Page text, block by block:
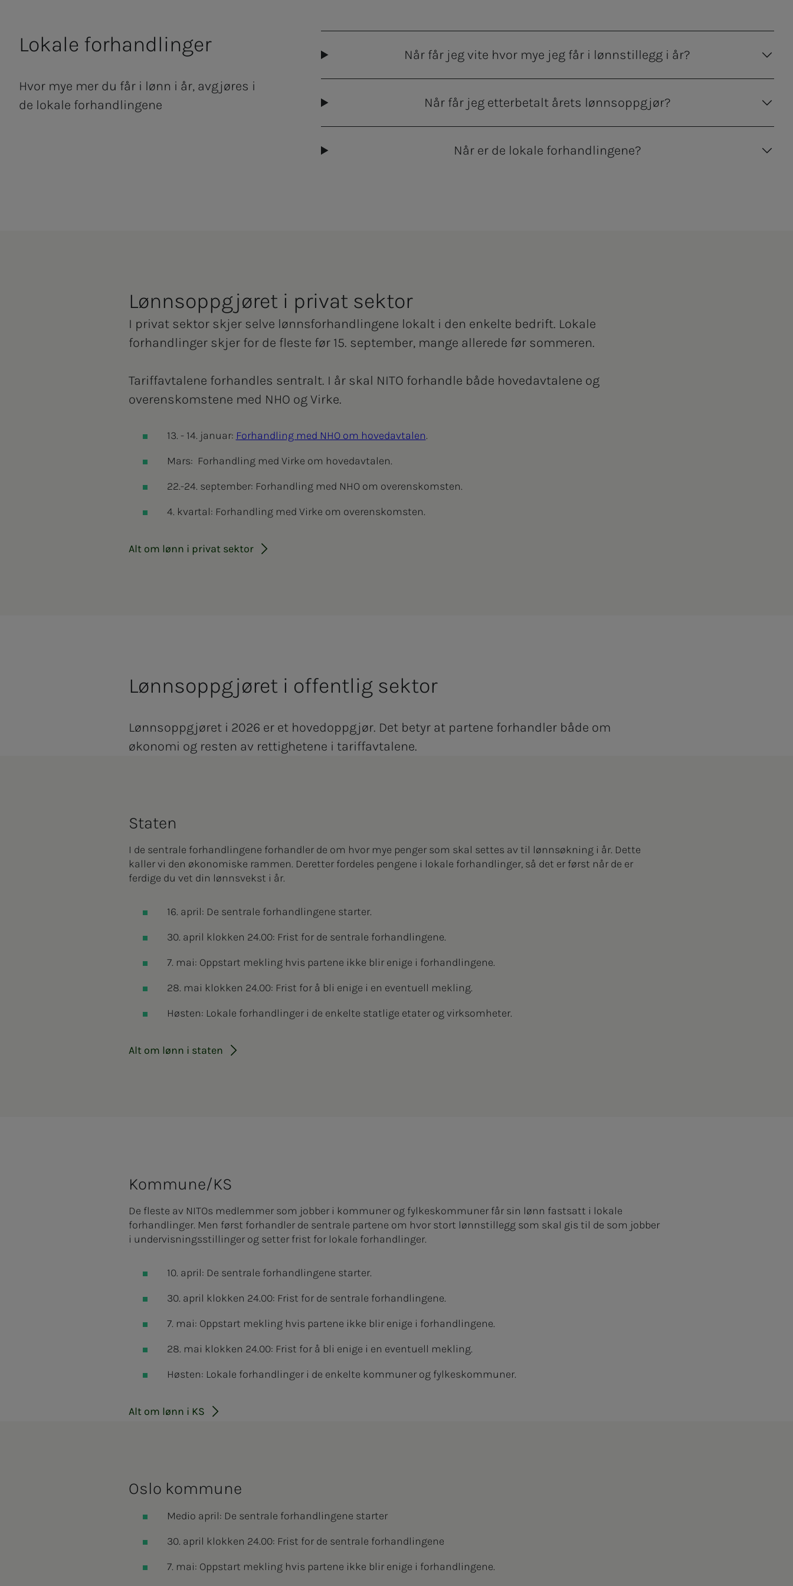
Lo­ka­­­le for­hand­­­lin­­­ger
Hvor mye mer du får i lønn i år, avgjøres i
de lokale forhandlingene
Når får jeg vite hvor mye jeg får i lønnstillegg i år?
Når får jeg etterbetalt årets lønnsoppgjør?
Når er de lokale forhandlingene?
Lønnsoppgjøret i privat sektor
I privat sektor skjer selve lønnsforhandlingene lokalt i den enkelte bedrift. Lokale
forhandlinger skjer for de fleste før 15. september, mange allerede før sommeren.
Tariffavtalene forhandles sentralt. I år skal NITO forhandle både hovedavtalene og
overenskomstene med NHO og Virke.
13. - 14. januar: Forhandling med NHO om hovedavtalen.
Mars: Forhandling med Virke om hovedavtalen.
22.-24. september: Forhandling med NHO om overenskomsten.
4. kvartal: Forhandling med Virke om overenskomsten.
Alt om lønn i privat sektor
Lønnsoppgjøret i offentlig sektor
Lønnsoppgjøret i 2026 er et hovedoppgjør. Det betyr at partene forhandler både om
økonomi og resten av rettighetene i tariffavtalene.
Staten
I de sentrale forhandlingene forhandler de om hvor mye penger som skal settes av til lønnsøkning i år. Dette
kaller vi den økonomiske rammen. Deretter fordeles pengene i lokale forhandlinger, så det er først når de er
ferdige du vet din lønnsvekst i år.
16. april: De sentrale forhandlingene starter.
30. april klokken 24.00: Frist for de sentrale forhandlingene.
7. mai: Oppstart mekling hvis partene ikke blir enige i forhandlingene.
28. mai klokken 24.00: Frist for å bli enige i en eventuell mekling.
Høsten: Lokale forhandlinger i de enkelte statlige etater og virksomheter.
Alt om lønn i staten
Kommune/KS
De fleste av NITOs medlemmer som jobber i kommuner og fylkeskommuner får sin lønn fastsatt i lokale
forhandlinger. Men først forhandler de sentrale partene om hvor stort lønnstillegg som skal gis til de som jobber
i undervisningsstillinger og setter frist for lokale forhandlinger.
10. april: De sentrale forhandlingene starter.
30. april klokken 24.00: Frist for de sentrale forhandlingene.
7. mai: Oppstart mekling hvis partene ikke blir enige i forhandlingene.
28. mai klokken 24.00: Frist for å bli enige i en eventuell mekling.
Høsten: Lokale forhandlinger i de enkelte kommuner og fylkeskommuner.
Alt om lønn i KS
Oslo kommune
Medio april: De sentrale forhandlingene starter
30. april klokken 24.00: Frist for de sentrale forhandlingene
7. mai: Oppstart mekling hvis partene ikke blir enige i forhandlingene.